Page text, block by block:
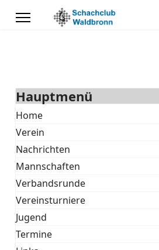
Hauptmenü
Home
Verein
Nachrichten
Mannschaften
Verbandsrunde
Vereinsturniere
Jugend
Termine